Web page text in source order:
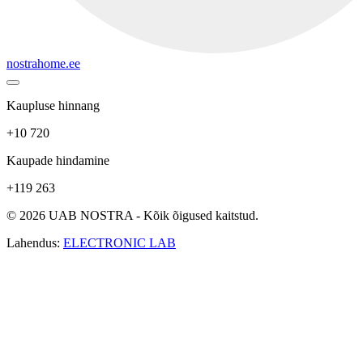
nostrahome.ee
Kaupluse hinnang
+10 720
Kaupade hindamine
+119 263
© 2026 UAB NOSTRA - Kõik õigused kaitstud.
Lahendus: ELECTRONIC LAB